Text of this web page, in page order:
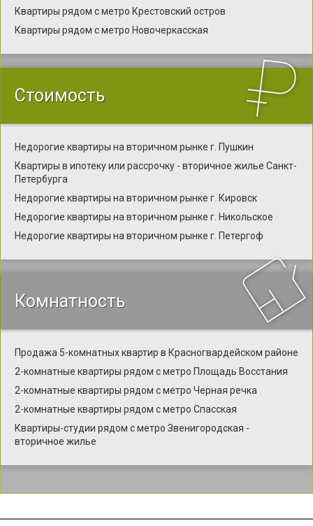
Квартиры рядом с метро Крестовский остров
Квартиры рядом с метро Новочеркасская
Стоимость
Недорогие квартиры на вторичном рынке г. Пушкин
Квартиры в ипотеку или рассрочку - вторичное жилье Санкт-
Петербурга
Недорогие квартиры на вторичном рынке г. Кировск
Недорогие квартиры на вторичном рынке г. Никольское
Недорогие квартиры на вторичном рынке г. Петергоф
Комнатность
Продажа 5-комнатных квартир в Красногвардейском районе
2-комнатные квартиры рядом с метро Площадь Восстания
2-комнатные квартиры рядом с метро Черная речка
2-комнатные квартиры рядом с метро Спасская
Квартиры-студии рядом с метро Звенигородская -
вторичное жилье